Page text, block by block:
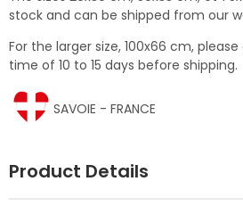
stock and can be shipped from our
For the larger size, 100x66 cm,
time of 10 to 15 days before shipping.
SAVOIE - FRANCE
Product Details